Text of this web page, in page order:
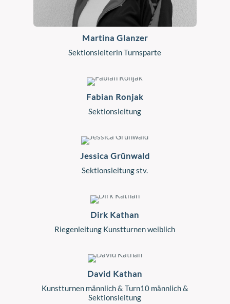
Martina Glanzer
Sektionsleiterin Turnsparte
Fabian Ronjak
Sektionsleitung
Jessica Grünwald
Sektionsleitung stv.
Dirk Kathan
Riegenleitung Kunstturnen weiblich
David Kathan
Kunstturnen männlich & Turn10 männlich &
Sektionsleitung